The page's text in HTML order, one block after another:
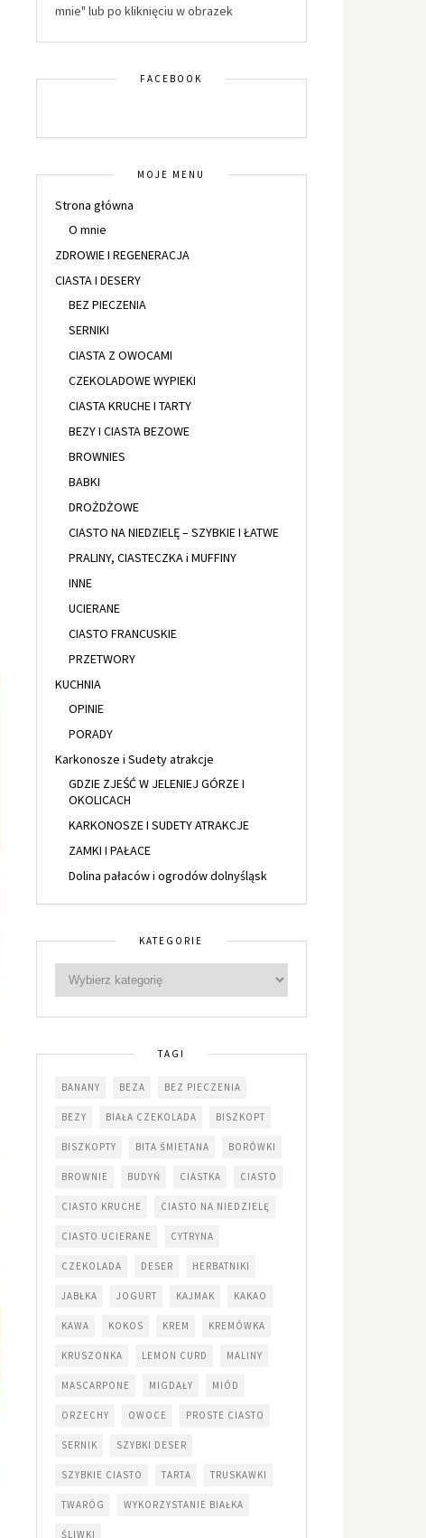
mnie" lub po kliknięciu w obrazek
FACEBOOK
MOJE MENU
Strona główna
O mnie
ZDROWIE I REGENERACJA
CIASTA I DESERY
BEZ PIECZENIA
SERNIKI
CIASTA Z OWOCAMI
CZEKOLADOWE WYPIEKI
CIASTA KRUCHE I TARTY
BEZY I CIASTA BEZOWE
BROWNIES
BABKI
DROŻDŻOWE
CIASTO NA NIEDZIELĘ – SZYBKIE I ŁATWE
PRALINY, CIASTECZKA i MUFFINY
INNE
UCIERANE
CIASTO FRANCUSKIE
PRZETWORY
KUCHNIA
OPINIE
PORADY
Karkonosze i Sudety atrakcje
GDZIE ZJEŚĆ W JELENIEJ GÓRZE I
OKOLICACH
KARKONOSZE I SUDETY ATRAKCJE
ZAMKI I PAŁACE
Dolina pałaców i ogrodów dolnyśląsk
KATEGORIE
TAGI
BANANY BEZA BEZ PIECZENIA
BEZY BIAŁA CZEKOLADA BISZKOPT
BISZKOPTY BITA ŚMIETANA BORÓWKI
BROWNIE BUDYŃ CIASTKA CIASTO
CIASTO KRUCHE CIASTO NA NIEDZIELĘ
CIASTO UCIERANE CYTRYNA
CZEKOLADA DESER HERBATNIKI
JABŁKA JOGURT KAJMAK KAKAO
KAWA KOKOS KREM KREMÓWKA
KRUSZONKA LEMON CURD MALINY
MASCARPONE MIGDAŁY MIÓD
ORZECHY OWOCE PROSTE CIASTO
SERNIK SZYBKI DESER
SZYBKIE CIASTO TARTA TRUSKAWKI
TWARÓG WYKORZYSTANIE BIAŁKA
ŚLIWKI